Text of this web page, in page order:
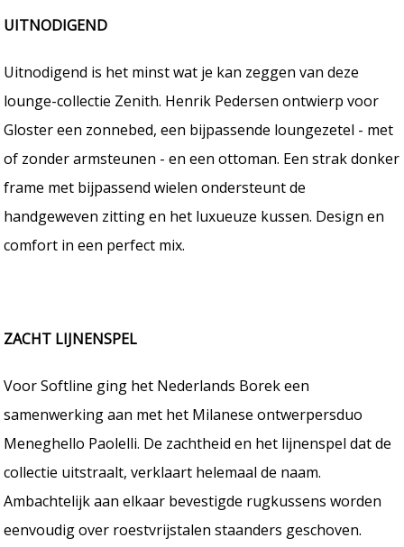
UITNODIGEND
Uitnodigend is het minst wat je kan zeggen van deze
lounge-collectie Zenith. Henrik Pedersen ontwierp voor
Gloster een zonnebed, een bijpassende loungezetel - met
of zonder armsteunen - en een ottoman. Een strak donker
frame met bijpassend wielen ondersteunt de
handgeweven zitting en het luxueuze kussen. Design en
comfort in een perfect mix.
ZACHT LIJNENSPEL
Voor Softline ging het Nederlands Borek een
samenwerking aan met het Milanese ontwerpersduo
Meneghello Paolelli. De zachtheid en het lijnenspel dat de
collectie uitstraalt, verklaart helemaal de naam.
Ambachtelijk aan elkaar bevestigde rugkussens worden
eenvoudig over roestvrijstalen staanders geschoven.